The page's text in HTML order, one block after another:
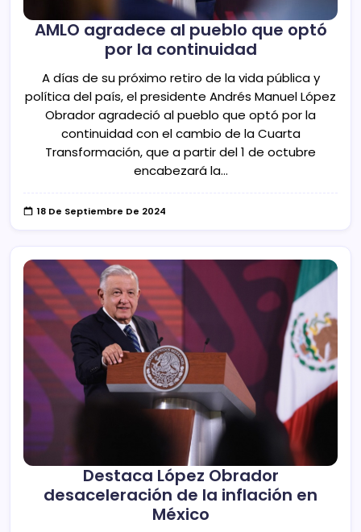
AMLO agradece al pueblo que optó
por la continuidad
A días de su próximo retiro de la vida pública y
política del país, el presidente Andrés Manuel López
Obrador agradeció al pueblo que optó por la
continuidad con el cambio de la Cuarta
Transformación, que a partir del 1 de octubre
encabezará la…
18 De Septiembre De 2024
Destaca López Obrador
desaceleración de la inflación en
México